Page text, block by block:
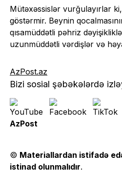
Mütəxəssislər vurğulayırlar
göstərmir. Beynin
qısamüddətli pəhriz
uzunmüddətli vərdişlər və
AzPost.az
Bizi sosial şəbəkələrdə
AzPost
© Materiallardan istifadə
istinad olunmalıdır.